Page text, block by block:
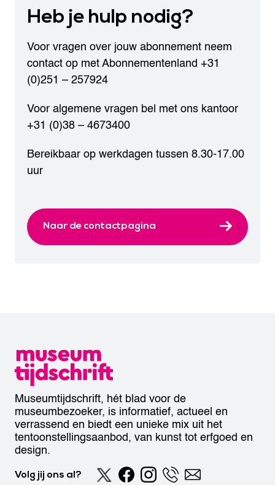
Heb je hulp nodig?
Voor vragen over jouw abonnement neem
contact op met Abonnementenland +31
(0)251 – 257924
Voor algemene vragen bel met ons kantoor
+31 (0)38 – 4673400
Bereikbaar op werkdagen tussen 8.30-17.00
uur
Naar de contactpagina
Museumtijdschrift, hét blad voor de
museumbezoeker, is informatief, actueel en
verrassend en biedt een unieke mix uit het
tentoonstellingsaanbod, van kunst tot erfgoed en
design.
Volg jij ons al?